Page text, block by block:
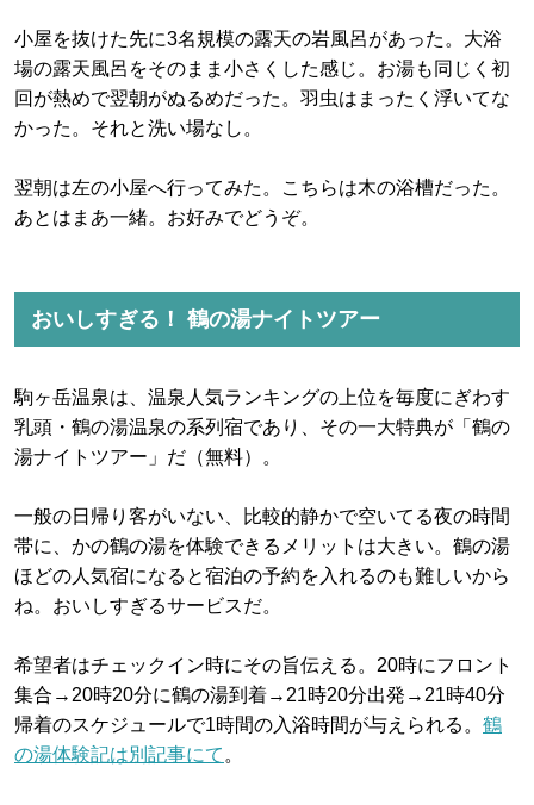
小屋を抜けた先に3名規模の露天の岩風呂があった。大浴
場の露天風呂をそのまま小さくした感じ。お湯も同じく初
回が熱めで翌朝がぬるめだった。羽虫はまったく浮いてな
かった。それと洗い場なし。
翌朝は左の小屋へ行ってみた。こちらは木の浴槽だった。
あとはまあ一緒。お好みでどうぞ。
おいしすぎる！ 鶴の湯ナイトツアー
駒ヶ岳温泉は、温泉人気ランキングの上位を毎度にぎわす
乳頭・鶴の湯温泉の系列宿であり、その一大特典が「鶴の
湯ナイトツアー」だ（無料）。
一般の日帰り客がいない、比較的静かで空いてる夜の時間
帯に、かの鶴の湯を体験できるメリットは大きい。鶴の湯
ほどの人気宿になると宿泊の予約を入れるのも難しいから
ね。おいしすぎるサービスだ。
希望者はチェックイン時にその旨伝える。20時にフロント
集合→20時20分に鶴の湯到着→21時20分出発→21時40分
帰着のスケジュールで1時間の入浴時間が与えられる。 鶴
の湯体験記は別記事にて 。